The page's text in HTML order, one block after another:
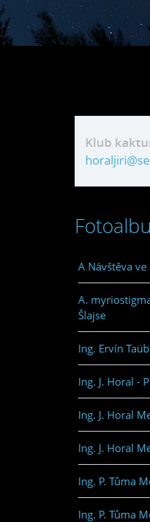
Klub
A Návštěva
A.
Šlajse
Ing. Ervín
Ing. J. Horal -
Ing. J. Horal
Ing. J. Horal
Ing. P. Tůma
Ing. P. Tůma